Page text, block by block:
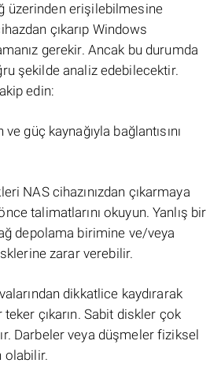
üzerinden erişilebilmesine
çıkarıp Windows
gerekir. Ancak bu durumda
şekilde analiz edebilecektir.
edin:
ve güç kaynağıyla bağlantısını
NAS cihazınızdan çıkarmaya
talimatlarını okuyun. Yanlış bir
depolama birimine ve/veya
zarar verebilir.
dikkatlice kaydırarak
teker çıkarın. Sabit diskler çok
Darbeler veya düşmeler fiziksel
olabilir.